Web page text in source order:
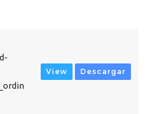
View Descargar